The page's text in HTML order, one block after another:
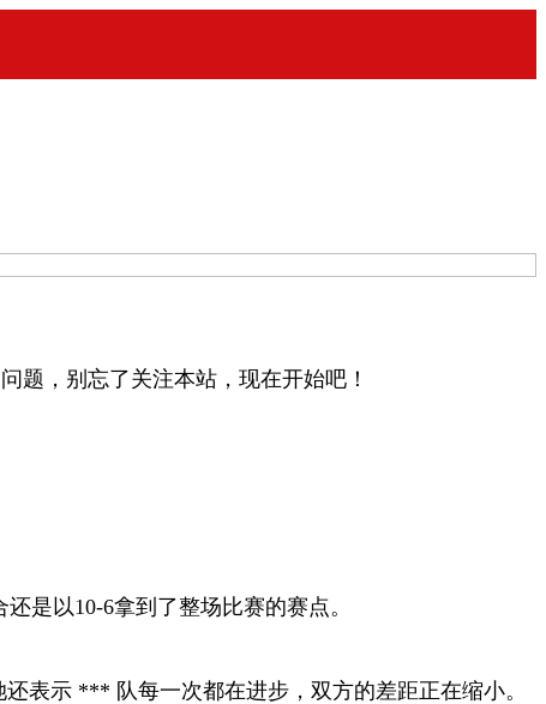
题，别忘了关注本站，现在开始吧！
是以10-6拿到了整场比赛的赛点。
表示 *** 队每一次都在进步，双方的差距正在缩小。